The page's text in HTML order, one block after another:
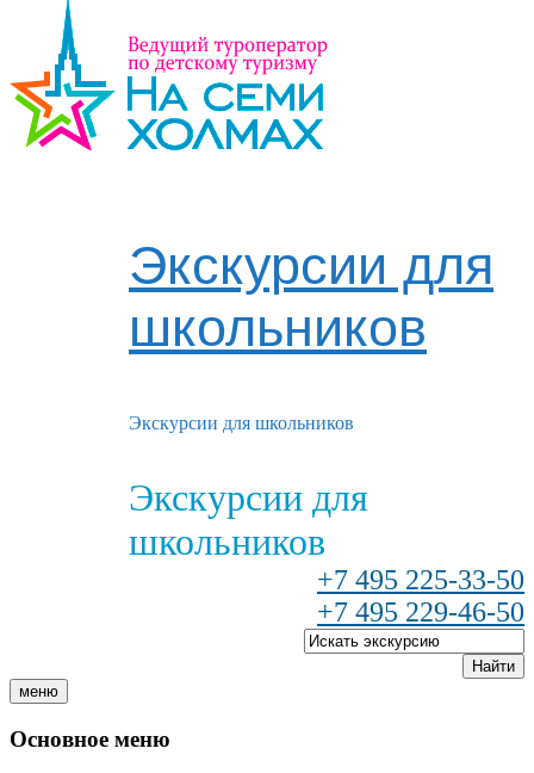
Экскурсии для
школьников
Экскурсии для школьников
Экскурсии для
школьников
+7 495 225-33-50
+7 495 229-46-50
Найти
меню
Основное меню